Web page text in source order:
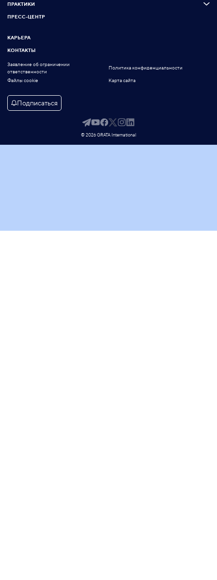
ПРАКТИКИ
ПРЕСС-ЦЕНТР
КАРЬЕРА
КОНТАКТЫ
Заявление об ограничении
ответственности
Политика конфиденциальности
Файлы cookie Карта сайта
Подписаться
© 2026 GRATA International